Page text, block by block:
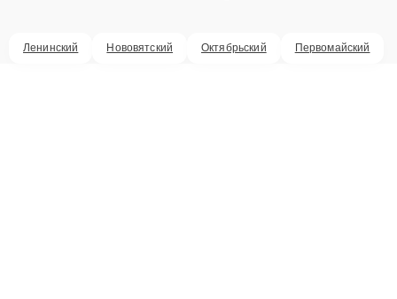
Ленинский Нововятский Октябрьский Первомайский